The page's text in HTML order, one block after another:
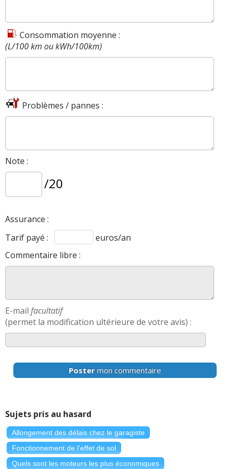
Consommation moyenne :
(L/100 km ou kWh/100km)
Problèmes / pannes :
Note :
/20
Assurance :
Tarif payé :
euros/an
Commentaire libre :
E-mail facultatif
(permet la modification ultérieure de votre avis) :
Poster mon commentaire
Sujets pris au hasard
Allongement des délais chez le garagiste
Fonctionnement de l'effet de sol
Quels sont les moteurs les plus économiques